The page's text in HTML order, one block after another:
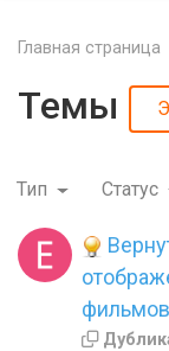
Главная страница
Темы
Тип Статус